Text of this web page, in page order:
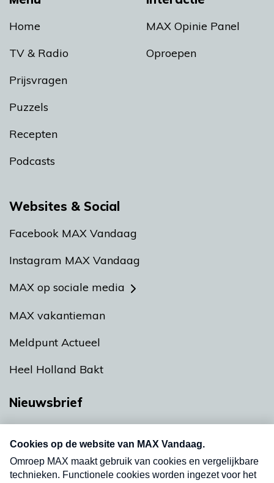
Home
TV & Radio
Prijsvragen
Puzzels
Recepten
Podcasts
MAX Opinie Panel
Oproepen
Websites & Social
Facebook MAX Vandaag
Instagram MAX Vandaag
MAX op sociale media
MAX vakantieman
Meldpunt Actueel
Heel Holland Bakt
Nieuwsbrief
nieuwsbrief. Elke vrijdag- en dinsdagochtend in
uw mailbox.